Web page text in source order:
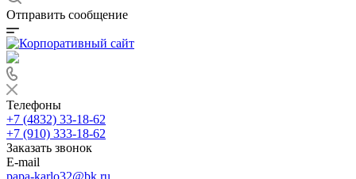
Отправить сообщение
Телефоны
+7 (4832) 33-18-62
+7 (910) 333-18-62
Заказать звонок
E-mail
papa-karlo32@bk.ru